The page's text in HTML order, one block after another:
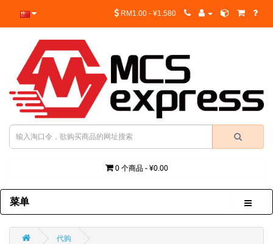
RM1.00 - ¥1.580
0 个商品 - ¥0.00
菜单
代购